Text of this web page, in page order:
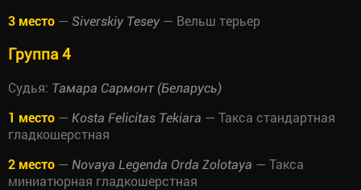
3 место — Siverskiy Tesey — Вельш терьер
Группа 4
Судья: Тамара Сармонт (Беларусь)
1 место — Kosta Felicitas Tekiara — Такса стандартная
гладкошерстная
2 место — Novaya Legenda Orda Zolotaya — Такса
миниатюрная гладкошерстная